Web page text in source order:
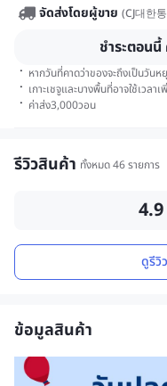
จัดส่งโดยผู้ขาย (CJ대한
ชำระตอนนี้
· หากวันที่คาดว่าของจะถึงเป็นวัน
· เกาะเชจูและบางพื้นที่อาจใช้เวลา
· ค่าส่ง3,000วอน
รีวิวสินค้า ทั้งหมด 46 รายการ
4.9
ดูรีวิ
ข้อมูลสินค้า